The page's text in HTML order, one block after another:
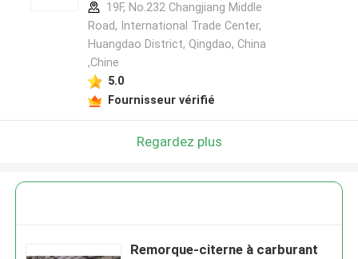
19F, No.232 Changjiang Middle
Road, International Trade Center,
Huangdao District, Qingdao, China
,Chine
5.0
Fournisseur vérifié
Regardez plus
Remorque-citerne à carburant